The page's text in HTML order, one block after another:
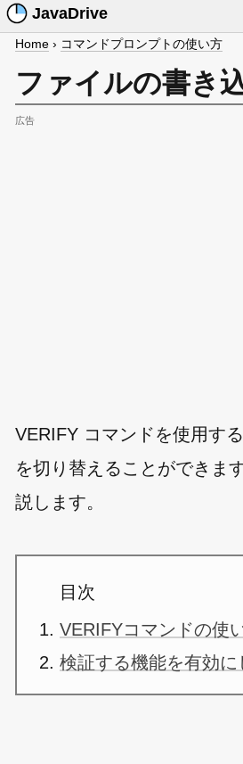
JavaDrive
Home › コマンドプロンプトの使い方
ファイルの書き
広告
VERIFY コマンドを使用す
を切り替えることができま
説します。
目次
VERIFYコマンドの使
検証する機能を有効